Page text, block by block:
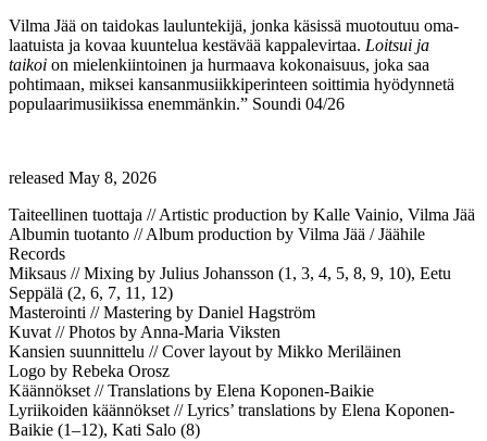
Vilma Jää on taidokas lauluntekijä, jonka käsissä muotoutuu oma­
laatuista ja kovaa kuuntelua kestävää kappalevirtaa. Loitsui ja
taikoi on mielenkiintoinen ja hurmaava kokonaisuus, joka saa
pohtimaan, miksei kansanmusiikkiperinteen soittimia hyödynnetä
populaarimusiikissa enemmänkin.” Soundi 04/26
released May 8, 2026
Taiteellinen tuottaja // Artistic production by Kalle Vainio, Vilma Jää
Albumin tuotanto // Album production by Vilma Jää / Jäähile
Records
Miksaus // Mixing by Julius Johansson (1, 3, 4, 5, 8, 9, 10), Eetu
Seppälä (2, 6, 7, 11, 12)
Masterointi // Mastering by Daniel Hagström
Kuvat // Photos by Anna-Maria Viksten
Kansien suunnittelu // Cover layout by Mikko Meriläinen
Logo by Rebeka Orosz
Käännökset // Translations by Elena Koponen-Baikie
Lyriikoiden käännökset // Lyrics’ translations by Elena Koponen-
Baikie (1–12), Kati Salo (8)